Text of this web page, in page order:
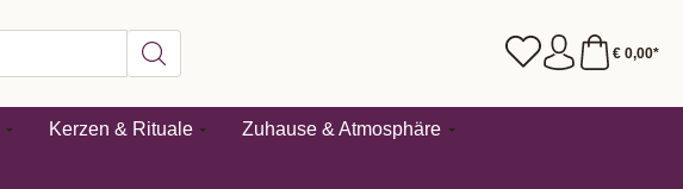
€ 0,00*
Kerzen & Rituale Zuhause & Atmosphäre